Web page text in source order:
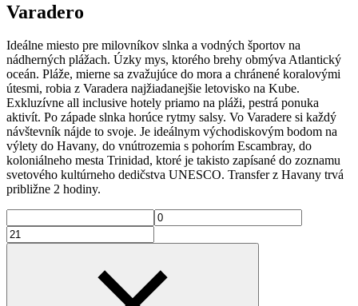
Varadero
Ideálne miesto pre milovníkov slnka a vodných športov na
nádherných plážach. Úzky mys, ktorého brehy obmýva Atlantický
oceán. Pláže, mierne sa zvažujúce do mora a chránené koralovými
útesmi, robia z Varadera najžiadanejšie letovisko na Kube.
Exkluzívne all inclusive hotely priamo na pláži, pestrá ponuka
aktivít. Po západe slnka horúce rytmy salsy. Vo Varadere si každý
návštevník nájde to svoje. Je ideálnym východiskovým bodom na
výlety do Havany, do vnútrozemia s pohorím Escambray, do
koloniálneho mesta Trinidad, ktoré je takisto zapísané do zoznamu
svetového kultúrneho dedičstva UNESCO. Transfer z Havany trvá
približne 2 hodiny.